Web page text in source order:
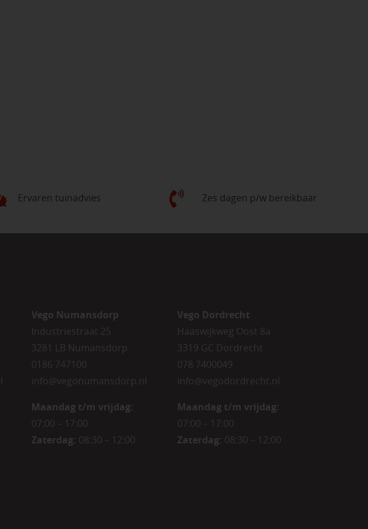
Ervaren tuinadvies Zes dagen p/w bereikbaar
Vego Numansdorp
Industriestraat 25
3281 LB Numansdorp
0186 747100
info@vegonumansdorp.nl
Maandag t/m vrijdag:
07:00 – 17:00
Zaterdag: 08:30 – 12:00
Vego Dordrecht
Haaswijkweg Oost 8a
3319 GC Dordrecht
078 7400049
info@vegodordrecht.nl
Maandag t/m vrijdag:
07:00 – 17:00
Zaterdag: 08:30 – 12:00